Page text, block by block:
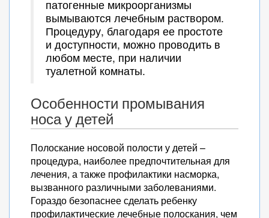
патогенные микроорганизмы
вымываются лечебным раствором.
Процедуру, благодаря ее простоте
и доступности, можно проводить в
любом месте, при наличии
туалетной комнаты.
Особенности промывания
носа у детей
Полоскание носовой полости у детей –
процедура, наиболее предпочтительная для
лечения, а также профилактики насморка,
вызванного различными заболеваниями.
Гораздо безопаснее сделать ребенку
профилактические лечебные полоскания, чем